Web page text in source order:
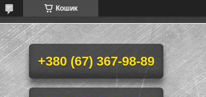
Кошик
+380 (67) 367-98-89